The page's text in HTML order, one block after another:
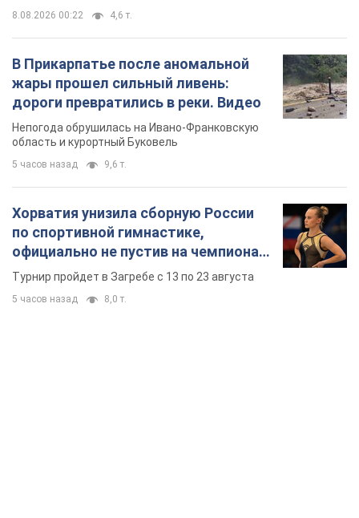
8.08.2026 00:22 4,6 т.
В Прикарпатье после аномальной
жары прошел сильный ливень:
дороги превратились в реки. Видео
Непогода обрушилась на Ивано-Франковскую
область и курортный Буковель
5 часов назад 9,6 т.
Хорватия унизила сборную России
по спортивной гимнастике,
официально не пустив на чемпионат
Европы основных спортсменов
Турнир пройдет в Загребе с 13 по 23 августа
5 часов назад 8,0 т.